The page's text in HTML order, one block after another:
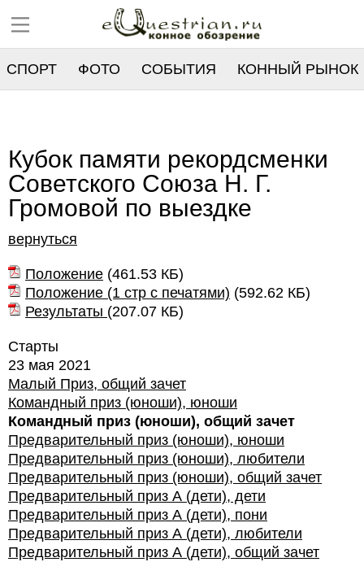
СПОРТ ФОТО СОБЫТИЯ КОННЫЙ РЫНОК
Кубок памяти рекордсменки
Советского Союза Н. Г.
Громовой по выездке
вернуться
Положение (461.53 КБ)
Положение (1 стр с печатями) (592.62 КБ)
Результаты (207.07 КБ)
Старты
23 мая 2021
Малый Приз, общий зачет
Командный приз (юноши), юноши
Командный приз (юноши), общий зачет
Предварительный приз (юноши), юноши
Предварительный приз (юноши), любители
Предварительный приз (юноши), общий зачет
Предварительный приз А (дети), дети
Предварительный приз А (дети), пони
Предварительный приз А (дети), любители
Предварительный приз А (дети), общий зачет